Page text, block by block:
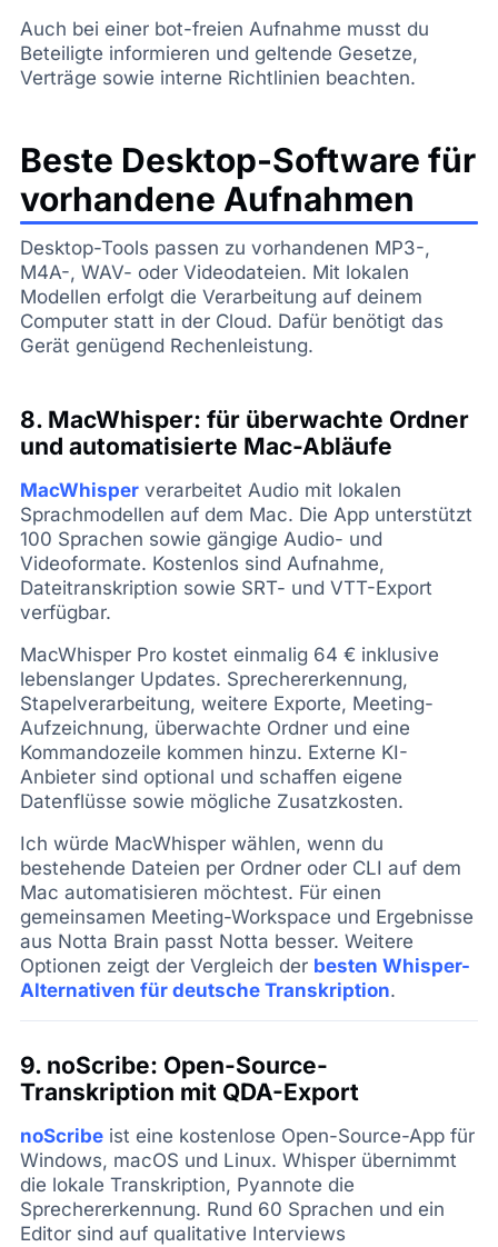
Auch bei einer bot-freien Aufnahme musst du
Beteiligte informieren und geltende Gesetze,
Verträge sowie interne Richtlinien beachten.
Beste Desktop-Software für
vorhandene Aufnahmen
Desktop-Tools passen zu vorhandenen MP3-,
M4A-, WAV- oder Videodateien. Mit lokalen
Modellen erfolgt die Verarbeitung auf deinem
Computer statt in der Cloud. Dafür benötigt das
Gerät genügend Rechenleistung.
8. MacWhisper: für überwachte Ordner
und automatisierte Mac-Abläufe
MacWhisper verarbeitet Audio mit lokalen
Sprachmodellen auf dem Mac. Die App unterstützt
100 Sprachen sowie gängige Audio- und
Videoformate. Kostenlos sind Aufnahme,
Dateitranskription sowie SRT- und VTT-Export
verfügbar.
MacWhisper Pro kostet einmalig 64 € inklusive
lebenslanger Updates. Sprechererkennung,
Stapelverarbeitung, weitere Exporte, Meeting-
Aufzeichnung, überwachte Ordner und eine
Kommandozeile kommen hinzu. Externe KI-
Anbieter sind optional und schaffen eigene
Datenflüsse sowie mögliche Zusatzkosten.
Ich würde MacWhisper wählen, wenn du
bestehende Dateien per Ordner oder CLI auf dem
Mac automatisieren möchtest. Für einen
gemeinsamen Meeting-Workspace und Ergebnisse
aus Notta Brain passt Notta besser. Weitere
Optionen zeigt der Vergleich der besten Whisper-
Alternativen für deutsche Transkription.
9. noScribe: Open-Source-
Transkription mit QDA-Export
noScribe ist eine kostenlose Open-Source-App für
Windows, macOS und Linux. Whisper übernimmt
die lokale Transkription, Pyannote die
Sprechererkennung. Rund 60 Sprachen und ein
Editor sind auf qualitative Interviews